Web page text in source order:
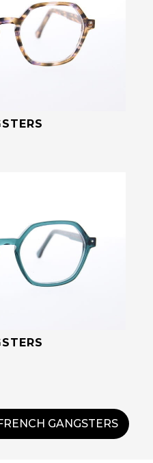
GANGSTERS